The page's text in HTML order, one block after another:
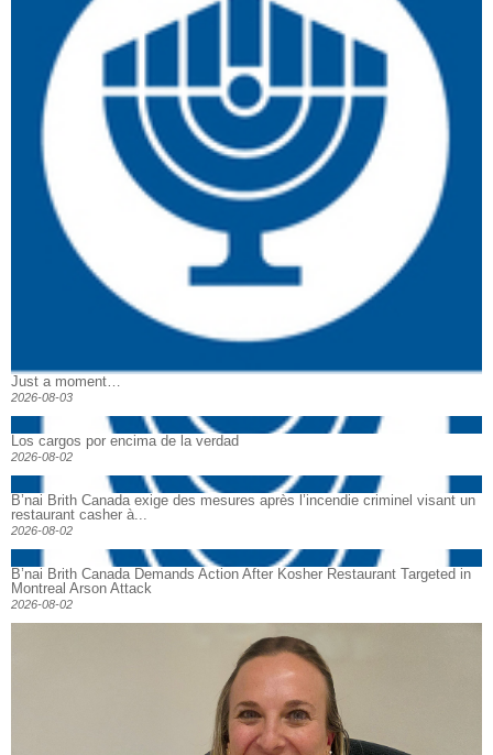
Just a moment…
2026-08-03
Los cargos por encima de la verdad
2026-08-02
B’nai Brith Canada exige des mesures après l’incendie criminel visant un
restaurant casher à...
2026-08-02
B’nai Brith Canada Demands Action After Kosher Restaurant Targeted in
Montreal Arson Attack
2026-08-02